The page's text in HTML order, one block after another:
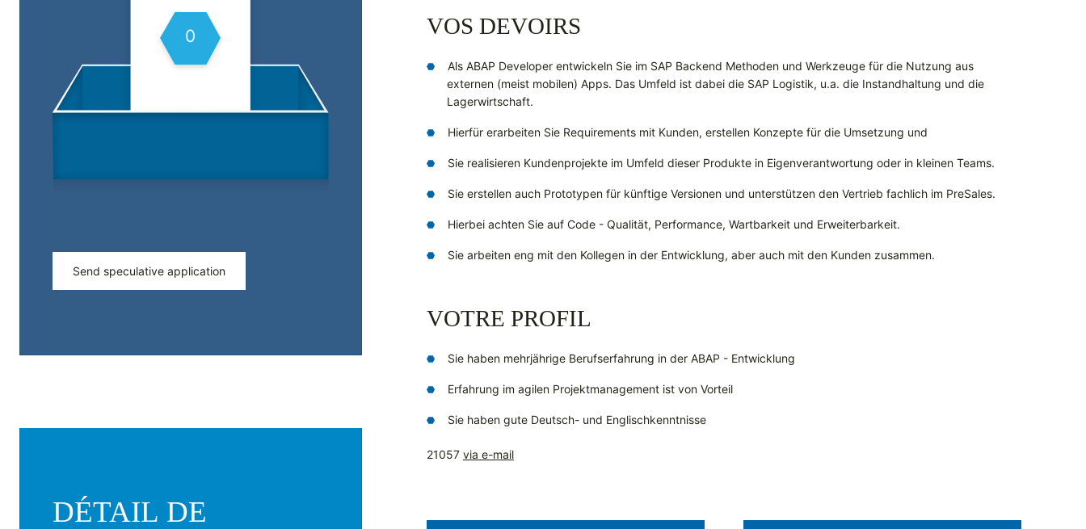
0
Send speculative application
DÉTAIL DE
VOS DEVOIRS
Als ABAP Developer entwickeln Sie im SAP Backend Methoden und Werkzeuge für die Nutzung aus
externen (meist mobilen) Apps. Das Umfeld ist dabei die SAP Logistik, u.a. die Instandhaltung und die
Lagerwirtschaft.
Hierfür erarbeiten Sie Requirements mit Kunden, erstellen Konzepte für die Umsetzung und
Sie realisieren Kundenprojekte im Umfeld dieser Produkte in Eigenverantwortung oder in kleinen Teams.
Sie erstellen auch Prototypen für künftige Versionen und unterstützen den Vertrieb fachlich im PreSales.
Hierbei achten Sie auf Code - Qualität, Performance, Wartbarkeit und Erweiterbarkeit.
Sie arbeiten eng mit den Kollegen in der Entwicklung, aber auch mit den Kunden zusammen.
VOTRE PROFIL
Sie haben mehrjährige Berufserfahrung in der ABAP - Entwicklung
Erfahrung im agilen Projektmanagement ist von Vorteil
Sie haben gute Deutsch- und Englischkenntnisse
21057 via e-mail